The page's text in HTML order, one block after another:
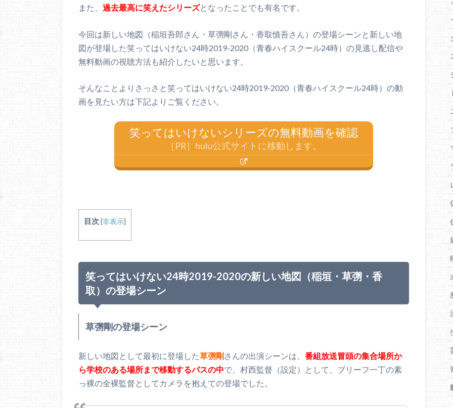
また、 過去最高に笑えたシリーズとなったことでも有名です。
今回は新しい地図（稲垣吾郎さん・草彅剛さん・香取慎吾さん）の登場シーンと新しい地
図が登場した笑ってはいけない24時2019-2020（青春ハイスクール24時）の見逃し配信や
無料動画の視聴方法も紹介したいと思います。
そんなことよりさっさと笑ってはいけない24時2019-2020（青春ハイスクール24時）の動
画を見たい方は下記よりご覧ください。
笑ってはいけないシリーズの無料動画を確認
［PR］hulu公式サイトに移動します。
目次 [非表示]
笑ってはいけない24時2019-2020の新しい地図（稲垣・草彅・香
取）の登場シーン
草彅剛の登場シーン
新しい地図として最初に登場した草彅剛 さんの出演シーンは、 番組放送冒頭の集合場所か
ら学校のある場所まで移動するバスの中で、村西監督（設定）として、ブリーフ一丁の素
っ裸の全裸監督としてカメラを抱えての登場でした。